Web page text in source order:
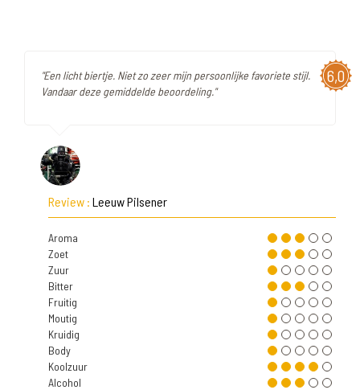
6,0
"Een licht biertje. Niet zo zeer mijn persoonlijke favoriete stijl.
Vandaar deze gemiddelde beoordeling."
Review : Leeuw Pilsener
Aroma
Zoet
Zuur
Bitter
Fruitig
Moutig
Kruidig
Body
Koolzuur
Alcohol